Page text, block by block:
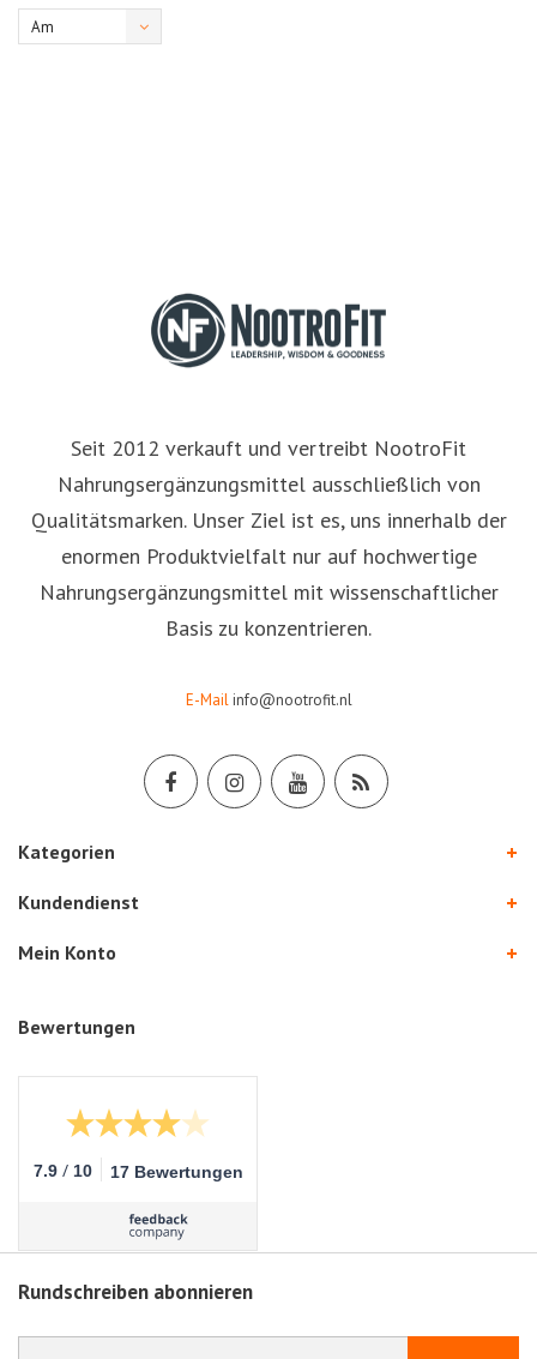
Am
Seit 2012 verkauft und vertreibt NootroFit
Nahrungsergänzungsmittel ausschließlich von
Qualitätsmarken. Unser Ziel ist es, uns innerhalb der
enormen Produktvielfalt nur auf hochwertige
Nahrungsergänzungsmittel mit wissenschaftlicher
Basis zu konzentrieren.
E-Mail info@nootrofit.nl
Kategorien
Kundendienst
Mein Konto
Bewertungen
7.9 / 10 17 Bewertungen
Rundschreiben abonnieren